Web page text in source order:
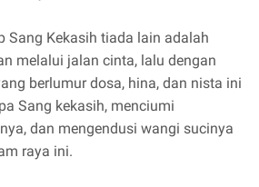
Sang Kekasih tiada lain adalah
melalui jalan cinta, lalu dengan
berlumur dosa, hina, dan nista ini
Sang kekasih, menciumi
dan mengendusi wangi sucinya
raya ini.